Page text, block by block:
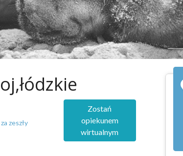
zeszły
Zostań
opiekunem
wirtualnym